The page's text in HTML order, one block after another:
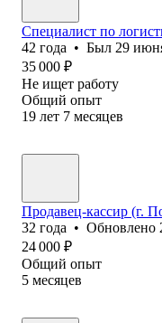
Специалист по
42 года • Был 29
35 000 ₽
Не ищет работу
Общий опыт
19 лет 7 месяцев
Продавец-кассир (‎г.
32 года • Обновлено
24 000 ₽
Общий опыт
5 месяцев